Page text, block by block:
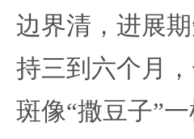
边界清，进展
持三到六个月
斑像“撒豆子”